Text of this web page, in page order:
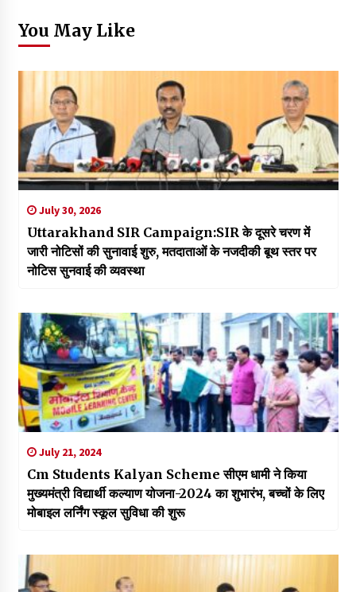
You May Like
July 30, 2026
Uttarakhand SIR Campaign:SIR के दूसरे चरण में
जारी नोटिसों की सुनावाई शुरु, मतदाताओं के नजदीकी बूथ स्तर पर
नोटिस सुनवाई की व्यवस्था
July 21, 2024
Cm Students Kalyan Scheme सीएम धामी ने किया
मुख्यमंत्री विद्यार्थी कल्याण योजना-2024 का शुभारंभ, बच्चों के लिए
मोबाइल लर्निंग स्कूल सुविधा की शुरू